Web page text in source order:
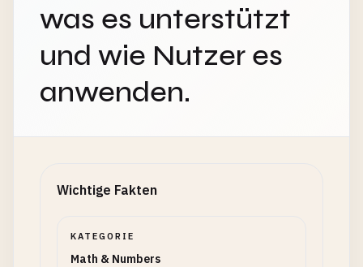
was es unterstützt
und wie Nutzer es
anwenden.
Wichtige Fakten
KATEGORIE
Math & Numbers